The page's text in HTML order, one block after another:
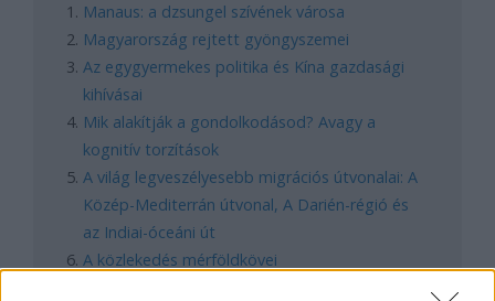
Manaus: a dzsungel szívének városa
Magyarország rejtett gyöngyszemei
Az egygyermekes politika és Kína gazdasági
kihívásai
Mik alakítják a gondolkodásod? Avagy a
kognitív torzítások
A világ legveszélyesebb migrációs útvonalai: A
Közép-Mediterrán útvonal, A Darién-régió és
az Indiai-óceáni út
A közlekedés mérföldkövei